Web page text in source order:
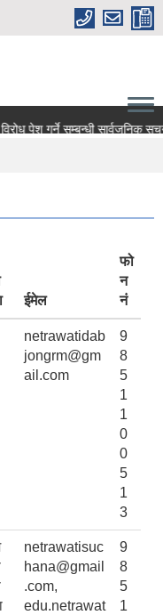
सम्बन्धी सार्वजनिक सूचना
ईमेल
फो
न
नं
netrawatidab
jongrm@gm
ail.com
9
8
5
1
1
0
0
5
1
3
netrawatisuc
hana@gmail
.com,
edu.netrawat
9
8
5
1